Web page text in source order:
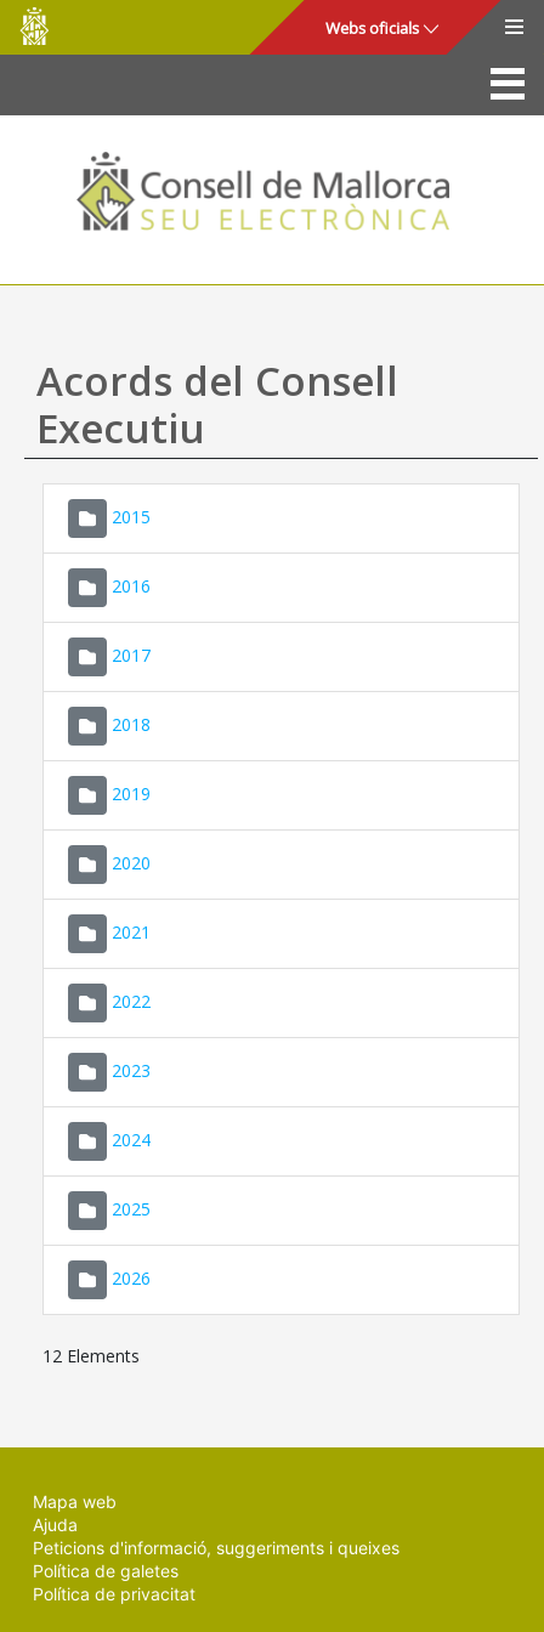
Salta al contingut principal
Consell
de
Mallorca
Webs oficials
La Seu
Consell de Mallorca
Accés i seguretat
Utilitats
Ajuda
Acords del Consell
Executiu
2015
2016
2017
2018
2019
2020
2021
2022
2023
2024
2025
2026
12 Elements
Mapa web
Ajuda
Peticions d'informació, suggeriments i queixes
Política de galetes
Política de privacitat